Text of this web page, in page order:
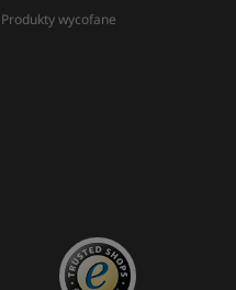
Produkty wycofane